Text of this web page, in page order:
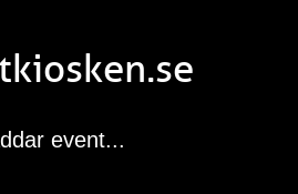
event...